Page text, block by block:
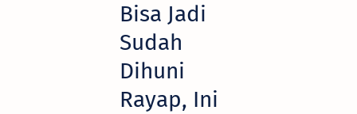
Bisa Jadi
Sudah
Dihuni
Rayap, Ini